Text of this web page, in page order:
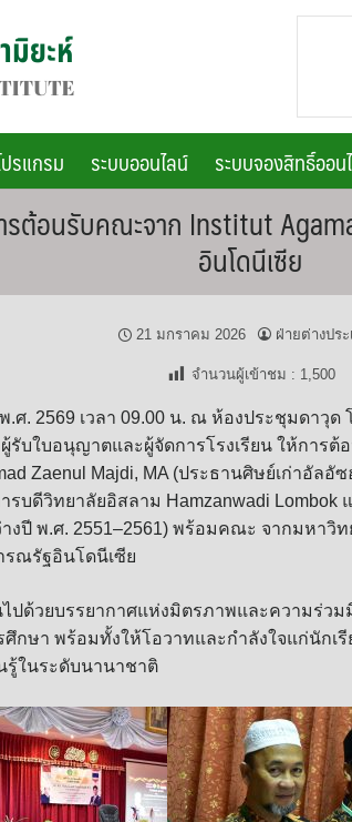
รแกรม ระบบออนไลน์ ระบบจองสิทธิ์ออน
รต้อนรับคณะจาก Institut
อินโดนีเซีย
21 มกราคม 2026 ฝ่ายต่างประ
จำนวนผู้เข้าชม : 1,500
.ศ. 2569 เวลา 09.00 น. ณ ห้องประชุมดาวุด
รับใบอนุญาตและผู้จัดการโรงเรียน ให้การต้
Zaenul Majdi, MA (ประธานศิษย์เก่าอั
รบดีวิทยาลัยอิสลาม Hamzanwadi Lombok
างปี พ.ศ. 2551–2561) พร้อมคณะ จากมหาวิท
รณรัฐอินโดนีเซีย
ไปด้วยบรรยากาศแห่งมิตรภาพและความร่ว
กษา พร้อมทั้งให้โอวาทและกำลังใจแก่นักเรี
รู้ในระดับนานาชาติ